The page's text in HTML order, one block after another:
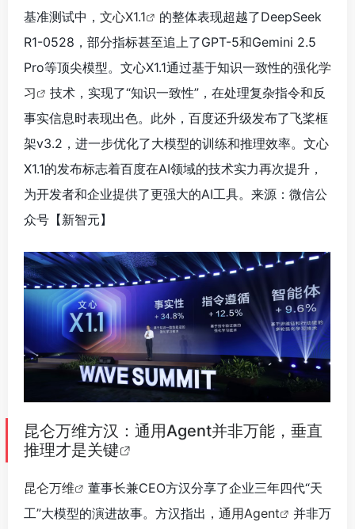
基准测试中， 文心X1.1
的整体表现超越了DeepSeek
R1-0528，部分指标甚至追上了GPT-5和Gemini 2.5
Pro等顶尖模型。文心X1.1通过基于知识一致性的强化学
习
技术，实现了“知识一致性”，在处理复杂指令和反
事实信息时表现出色。此外，百度还升级发布了飞桨框
架v3.2，进一步优化了大模型的训练和推理效率。文心
X1.1的发布标志着百度在AI领域的技术实力再次提升，
为开发者和企业提供了更强大的AI工具。来源：微信公
众号【新智元】
昆仑万维方汉：通用Agent并非万能，垂直
推理才是关键
昆仑万维
董事长兼CEO方汉分享了企业三年四代“天
工”大模型的演进故事。方汉指出， 通用Agent
并非万